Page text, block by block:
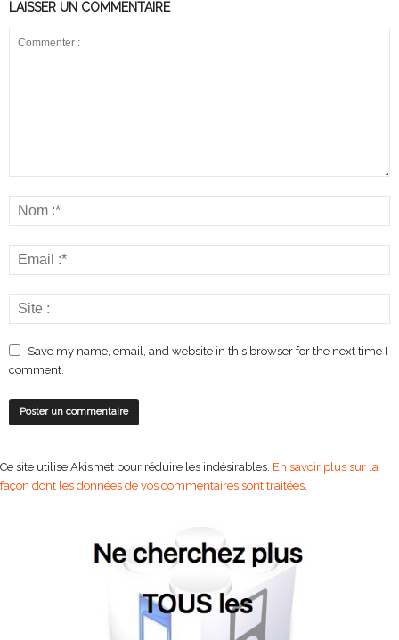
LAISSER UN COMMENTAIRE
Save my name, email, and website in this browser for the next time I
comment.
Ce site utilise Akismet pour réduire les indésirables. En savoir plus sur la
façon dont les données de vos commentaires sont traitées.